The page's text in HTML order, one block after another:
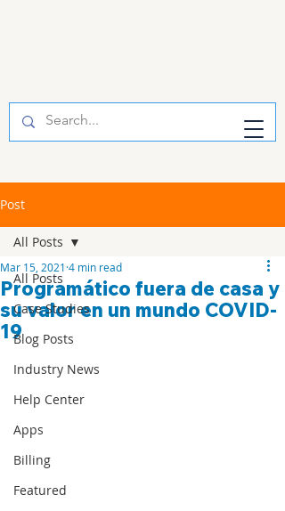
Post
All Posts
Case Studies
Blog Posts
Industry News
Help Center
Apps
Billing
Featured
All Posts
Programático fuera de casa y
su valor en un mundo COVID-
19
Mar 15, 2021 4 min read